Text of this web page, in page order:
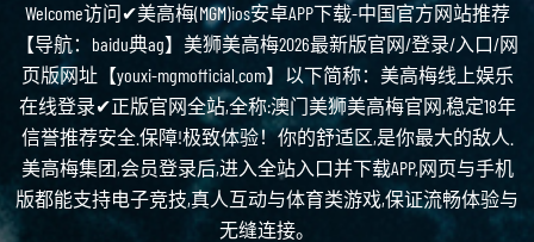
Welcome访问✔美高梅(MGM)ios安卓APP下载-中国官方网站推荐
【导航：baidu典ag】美狮美高梅2026最新版官网/登录/入口/网
页版网址【youxi-mgmofficial.com】以下简称：美高梅线上娱乐
在线登录✔正版官网全站,全称:澳门美狮美高梅官网,稳定18年
信誉推荐安全.保障!极致体验！你的舒适区,是你最大的敌人.
美高梅集团,会员登录后,进入全站入口并下载APP,网页与手机
版都能支持电子竞技,真人互动与体育类游戏,保证流畅体验与
无缝连接。